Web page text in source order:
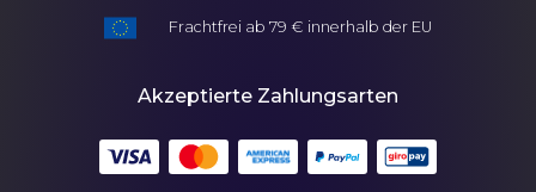
Frachtfrei ab 79 € innerhalb der EU
Akzeptierte Zahlungsarten